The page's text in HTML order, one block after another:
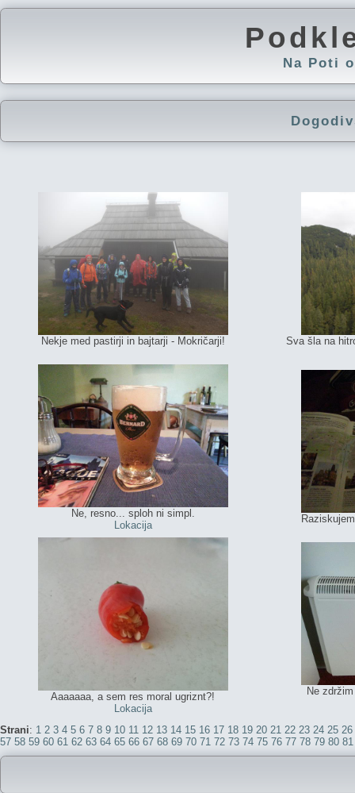
Na Poti
Nekje med pastirji in bajtarji - Mokričarji! Sva šla na
Ne, resno... sploh ni simpl.
Lokacija
Aaaaaaa, a sem res moral ugriznt?!
Lokacija
Ne
Strani: 1 2 3 4 5 6 7 8 9 10 11 12 13 14 15 16 17 18 19 20 21 22 23 24 25 26
57 58 59 60 61 62 63 64 65 66 67 68 69 70 71 72 73 74 75 76 77 78 79 80 81